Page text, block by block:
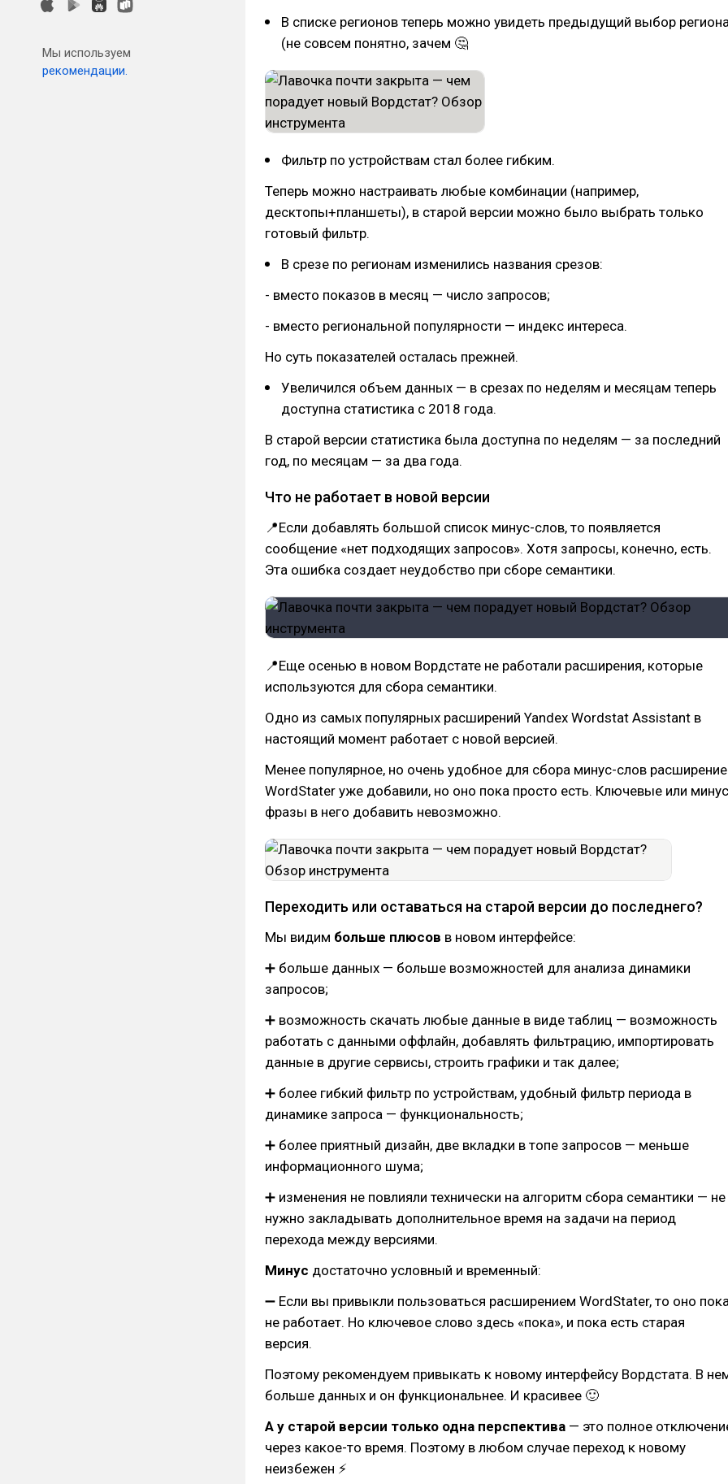
Мы используем
рекомендации.
В списке регионов теперь можно увидеть предыдущий выбор
(не совсем понятно, зачем 🤔
Фильтр по устройствам стал более гибким.
Теперь можно настраивать любые комбинации (например,
десктопы+планшеты), в старой версии можно было выбрать только
готовый фильтр.
В срезе по регионам изменились названия срезов:
- вместо показов в месяц — число запросов;
- вместо региональной популярности — индекс интереса.
Но суть показателей осталась прежней.
Увеличился объем данных — в срезах по неделям и месяцам теперь
доступна статистика с 2018 года.
В старой версии статистика была доступна по неделям — за последний
год, по месяцам — за два года.
Что не работает в новой версии
📍Если добавлять большой список минус-слов, то появляется
сообщение «нет подходящих запросов». Хотя запросы, конечно, есть.
Эта ошибка создает неудобство при сборе семантики.
📍Еще осенью в новом Вордстате не работали расширения, которые
используются для сбора семантики.
Одно из самых популярных расширений Yandex Wordstat Assistant в
настоящий момент работает с новой версией.
Менее популярное, но очень удобное для сбора минус-слов расширение
WordStater уже добавили, но оно пока просто есть. Ключевые или
фразы в него добавить невозможно.
Переходить или оставаться на старой версии до последнего?
Мы видим больше плюсов в новом интерфейсе:
➕ больше данных — больше возможностей для анализа динамики
запросов;
➕ возможность скачать любые данные в виде таблиц — возможность
работать с данными оффлайн, добавлять фильтрацию, импортировать
данные в другие сервисы, строить графики и так далее;
➕ более гибкий фильтр по устройствам, удобный фильтр периода в
динамике запроса — функциональность;
➕ более приятный дизайн, две вкладки в топе запросов — меньше
информационного шума;
➕ изменения не повлияли технически на алгоритм сбора семантики — не
нужно закладывать дополнительное время на задачи на период
перехода между версиями.
Минус достаточно условный и временный:
➖ Если вы привыкли пользоваться расширением WordStater, то оно
не работает. Но ключевое слово здесь «пока», и пока есть старая
версия.
Поэтому рекомендуем привыкать к новому интерфейсу Вордстата. В
больше данных и он функциональнее. И красивее 🙂
А у старой версии только одна перспектива — это полное
через какое-то время. Поэтому в любом случае переход к новому
неизбежен ⚡